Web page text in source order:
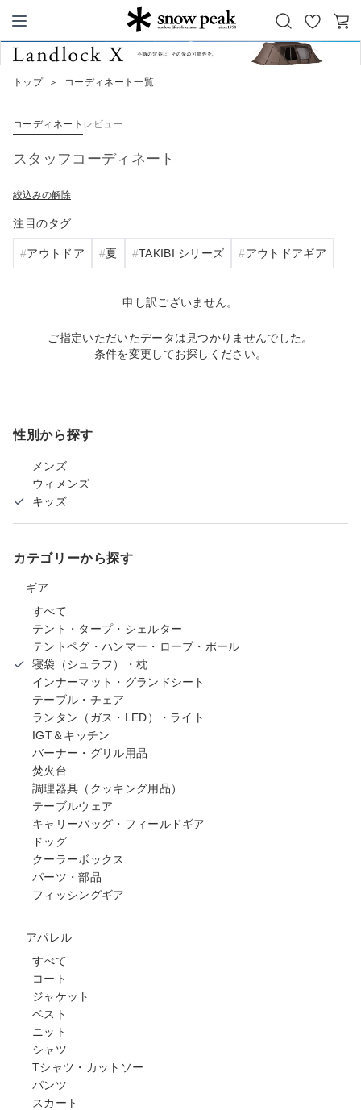
Snow Peak
お
気
カ
トップ ＞ コーディネート一覧
コーディネート レビュー
スタッフコーディネート
絞込みの解除
注目のタグ
アウトドア 夏 TAKIBI シリーズ アウトドアギア
申し訳ございません。
ご指定いただいたデータは見つかりませんでした。
条件を変更してお探しください。
性別から探す
メンズ
ウィメンズ
キッズ
カテゴリーから探す
ギア
すべて
テント・タープ・シェルター
テントペグ・ハンマー・ロープ・ポール
寝袋（シュラフ）・枕
インナーマット・グランドシート
テーブル・チェア
ランタン（ガス・LED）・ライト
IGT＆キッチン
バーナー・グリル用品
焚火台
調理器具（クッキング用品）
テーブルウェア
キャリーバッグ・フィールドギア
ドッグ
クーラーボックス
パーツ・部品
フィッシングギア
アパレル
すべて
コート
ジャケット
ベスト
ニット
シャツ
Tシャツ・カットソー
パンツ
スカート